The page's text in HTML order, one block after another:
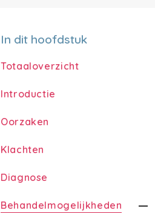
In dit hoofdstuk
Totaaloverzicht
Introductie
Oorzaken
Klachten
Diagnose
Behandelmogelijkheden